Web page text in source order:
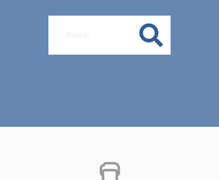
Buscar